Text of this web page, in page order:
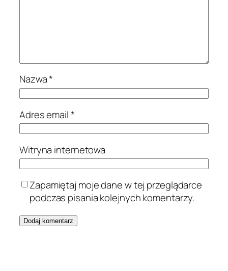
Nazwa*
Adres email*
Witryna internetowa
Zapamiętaj moje dane w tej przeglądarce
podczas pisania kolejnych komentarzy.